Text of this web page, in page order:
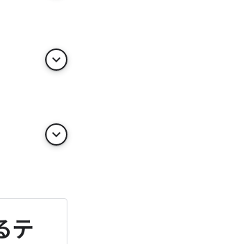
keyboard_arrow_down
keyboard_arrow_down
テ